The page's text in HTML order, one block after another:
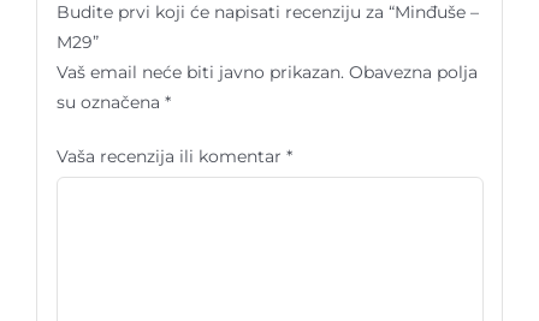
Budite prvi koji će napisati recenziju za “Minđuše –
M29”
Vaš email neće biti javno prikazan. Obavezna polja
su označena *
Vaša recenzija ili komentar *